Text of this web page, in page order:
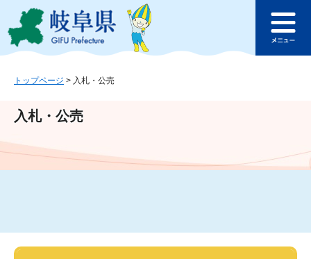
ジ
ュ
文
このページの本文へ
ュ
トップページ > 入札・公売
入札・公売